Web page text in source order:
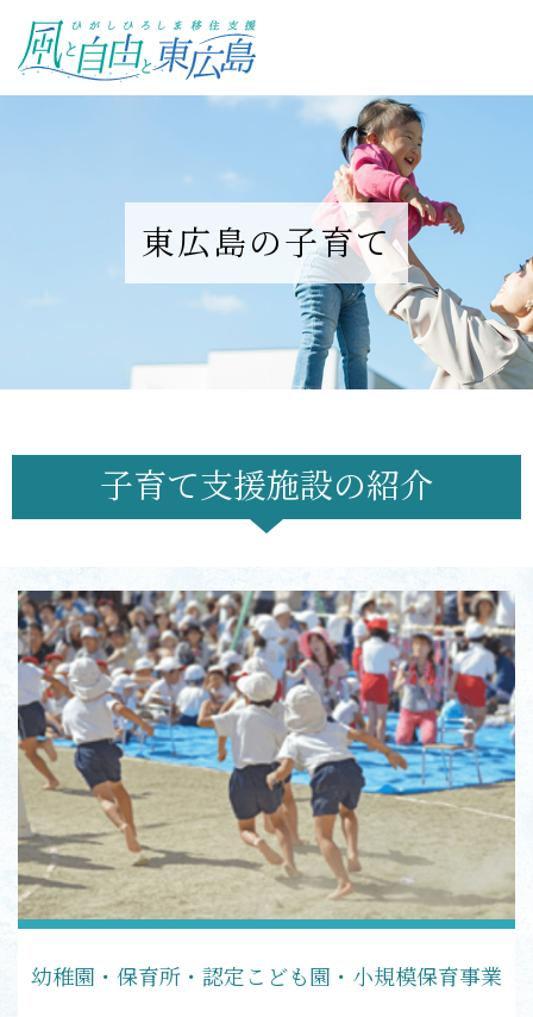
ひがしひろしま移住支援 風と自
由と東広島
東広島の子育て
子育て支援施設の紹介
幼稚園・保育所・認定こども園・小規模保育事業